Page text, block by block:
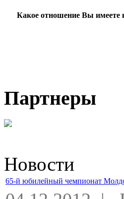
Какое отношение Вы имеете
Партнеры
Новости
65-й юбилейный чемпионат